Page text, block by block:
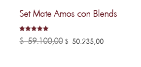
Set Mate Amos con Blends
Valorado
con
$59.100,00 El
$ 50.235,00El